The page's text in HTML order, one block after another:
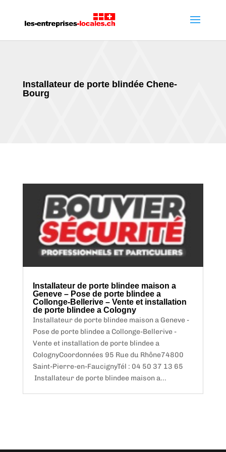
Installateur de porte blindée Chene-
Bourg
Installateur de porte blindee maison a
Geneve – Pose de porte blindee a
Collonge-Bellerive – Vente et installation
de porte blindee a Cologny
Installateur de porte blindee maison a Geneve -
Pose de porte blindee a Collonge-Bellerive -
Vente et installation de porte blindee a
ColognyCoordonnées 95 Rue du Rhône74800
Saint-Pierre-en-FaucignyTél : 04 50 37 13 65
Installateur de porte blindee maison a...